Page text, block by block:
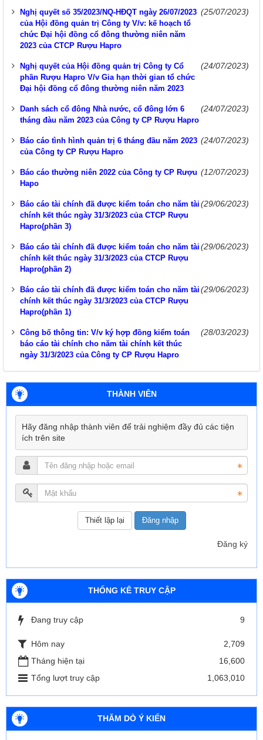
Nghị quyết số 35/2023/NQ-HĐQT ngày 26/07/2023
của Hội đồng quản trị Công ty V/v: kế hoạch tổ
chức Đại hội đồng cổ đông thường niên năm
2023 của CTCP Rượu Hapro
(25/07/2023)
Nghị quyết của Hội đồng quản trị Công ty Cổ
phần Rượu Hapro V/v Gia hạn thời gian tổ chức
Đại hội đồng cổ đông thường niên năm 2023
(24/07/2023)
Danh sách cổ đông Nhà nước, cổ đông lớn 6
tháng đàu năm 2023 của Công ty CP Rượu Hapro
(24/07/2023)
Báo cáo tình hình quản trị 6 tháng đầu năm 2023
của Công ty CP Rượu Hapro
(24/07/2023)
Báo cáo thường niên 2022 của Công ty CP Rượu
Hapo
(12/07/2023)
Báo cáo tài chính đã được kiểm toán cho năm tài
chính kết thúc ngày 31/3/2023 của CTCP Rượu
Hapro(phần 3)
(29/06/2023)
Báo cáo tài chính đã được kiểm toán cho năm tài
chính kết thúc ngày 31/3/2023 của CTCP Rượu
Hapro(phần 2)
(29/06/2023)
Báo cáo tài chính đã được kiểm toán cho năm tài
chính kết thúc ngày 31/3/2023 của CTCP Rượu
Hapro(phần 1)
(29/06/2023)
Công bố thông tin: V/v ký hợp đồng kiểm toán
báo cáo tài chính cho năm tài chính kết thúc
ngày 31/3/2023 của Công ty CP Rượu Hapro
(28/03/2023)
THÀNH VIÊN
Hãy đăng nhập thành viên để trải nghiệm đầy đủ các tiện
ích trên site
Đăng nhập
Đăng ký
THỐNG KÊ TRUY CẬP
Đang truy cập 9
Hôm nay
2,709
Tháng hiện tại
16,600
Tổng lượt truy cập
1,063,010
THĂM DÒ Ý KIẾN